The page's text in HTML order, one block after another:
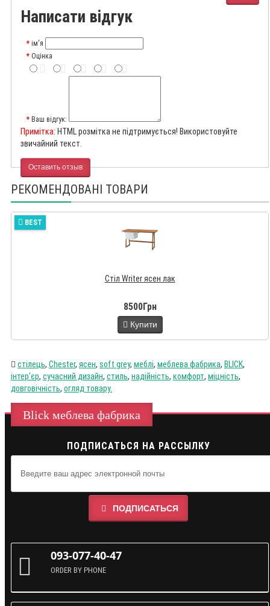
Написати відгук
ім'я
Оцінка
Ваш відгук:
Примітка: HTML розмітка не підтримується! Використовуйте
звичайний текст.
Оставить отзыв
РЕКОМЕНДОВАНІ ТОВАРИ
BEST
Стіл Writer ясен лак
8500Грн
Купити
стілець, Chester, ясен, soft grey, меблі, меблева фабрика, BLICK,
інтер'єр, сучасний дизайн, стиль, надійність, комфорт, міцність,
довговічність, огляд товару.
Blick меблева фабрика
ПОДПИСАТЬСЯ НА РАССЫЛКУ
ПОДПИСАТЬСЯ
093-077-40-47
ORDER BY PHONE